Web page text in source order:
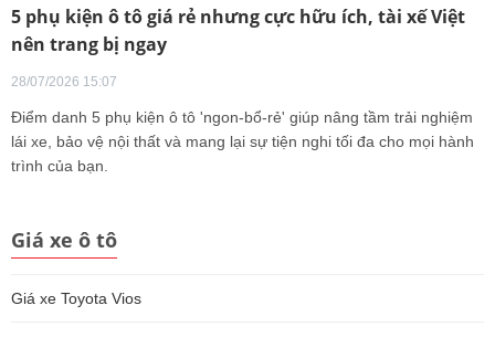
5 phụ kiện ô tô giá rẻ nhưng cực hữu ích, tài xế Việt
nên trang bị ngay
28/07/2026 15:07
Điểm danh 5 phụ kiện ô tô 'ngon-bổ-rẻ' giúp nâng tầm trải nghiệm
lái xe, bảo vệ nội thất và mang lại sự tiện nghi tối đa cho mọi hành
trình của bạn.
Giá xe ô tô
Giá xe Toyota Vios